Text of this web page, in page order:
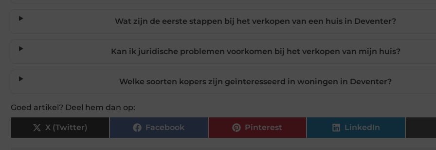
Wat zijn de eerste stappen bij het verkopen van een huis in Deventer?
Kan ik juridische problemen voorkomen bij het verkopen van mijn huis?
Welke soorten kopers zijn geïnteresseerd in woningen in Deventer?
Goed artikel? Deel hem dan op:
X (Twitter) Facebook Pinterest LinkedIn